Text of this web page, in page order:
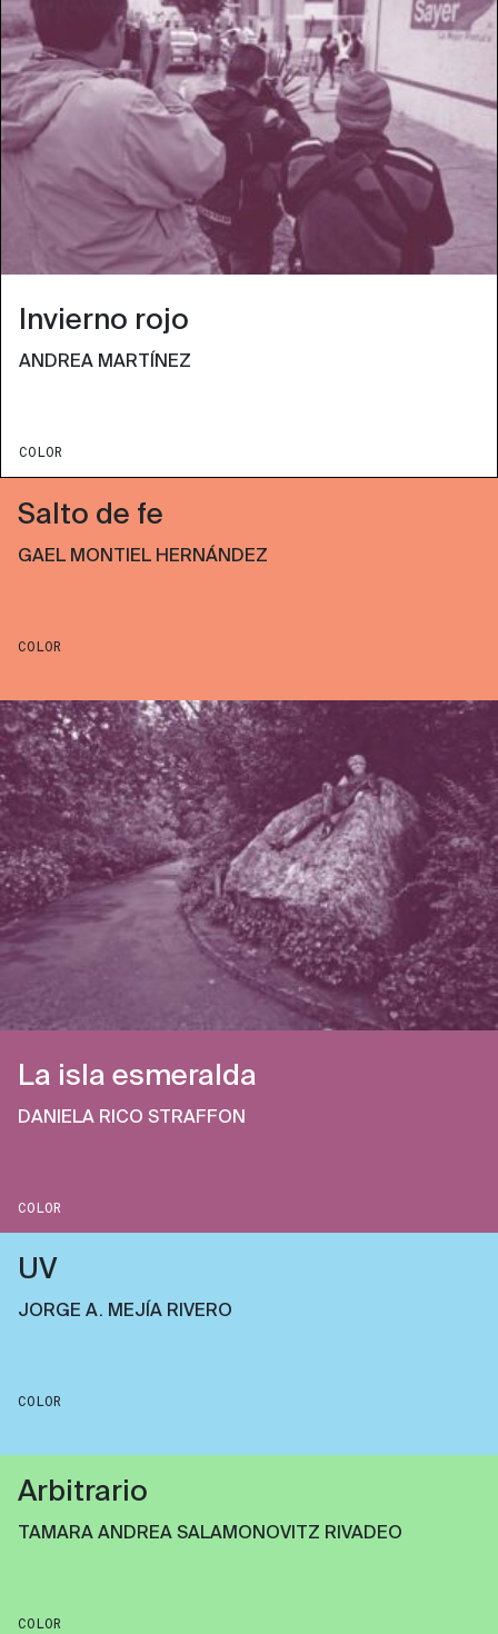
Invierno rojo
ANDREA MARTÍNEZ
COLOR
Salto de fe
GAEL MONTIEL HERNÁNDEZ
COLOR
La isla esmeralda
DANIELA RICO STRAFFON
COLOR
UV
JORGE A. MEJÍA RIVERO
COLOR
Arbitrario
TAMARA ANDREA SALAMONOVITZ RIVADEO
COLOR